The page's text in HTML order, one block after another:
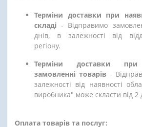
Терміни доставки при
складі - Відправимо
днів, в залежності від
регіону.
Терміни доставки при
замовленні товарів -
залежності від наявності
виробника" може скласти від 2
Оплата товарів та послуг: